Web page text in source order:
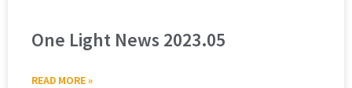
One Light News 2023.05
READ MORE »